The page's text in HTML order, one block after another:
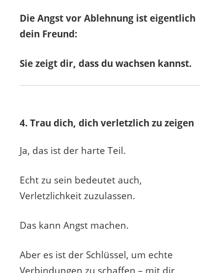
Die Angst vor Ablehnung ist eigentlich
dein Freund:
Sie zeigt dir, dass du wachsen kannst.
4. Trau dich, dich verletzlich zu zeigen
Ja, das ist der harte Teil.
Echt zu sein bedeutet auch,
Verletzlichkeit zuzulassen.
Das kann Angst machen.
Aber es ist der Schlüssel, um echte